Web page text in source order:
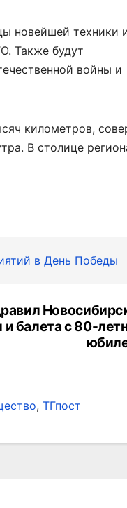
новейшей техники
Также будут
войны и
километров,
В столице
в День Победы
и балета с 80-
, ТГпост